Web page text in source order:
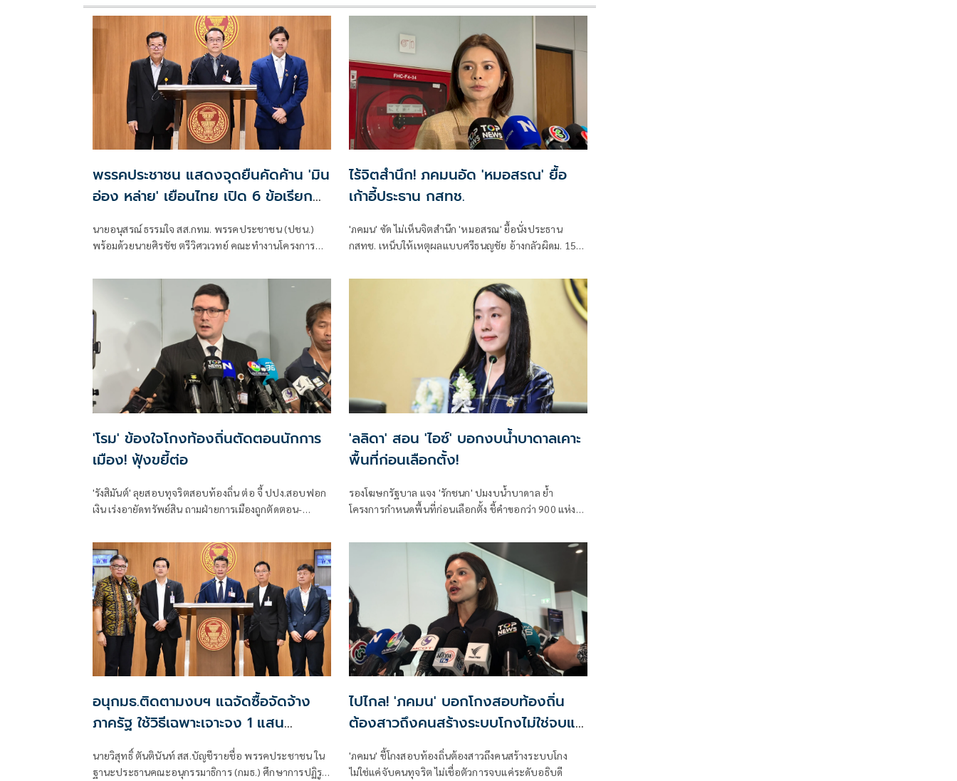
พรรคประชาชน แสดงจุดยืนคัดค้าน 'มิน
อ่อง หล่าย' เยือนไทย เปิด 6 ข้อเรียก
นายอนุสรณ์ ธรรมใจ สส.กทม. พรรคประชาชน (ปชน.)
พร้อมด้วยนายศิรชัช ตรีวิศวเวทย์ คณะทำงานโครงการ
ชน และการพัฒนาอย่างยั่งยืน แถลงคัดค้านการเยือนไทย
อย่างเป็นทางการของพลเอกอาวุโส มิน ออง ไลง์
ไร้จิตสำนึก! ภคมนอัด 'หมอสรณ' ยื้อ
เก้าอี้ประธาน กสทช.
'ภคมน' ซัด ไม่เห็นจิตสำนึก 'หมอสรณ' ยื้อนั่งประธาน
กสทช. เหน็บให้เหตุผลแบบศรีธนญชัย อ้างกลัวผิดม. 157
เกล้าฯปลดพ้นตำแหน่งได้แล้ว
'โรม' ข้องใจโกงท้องถิ่นตัดตอนนักการ
เมือง! ฟุ้งขยี้ต่อ
'รังสิมันต์' ลุยสอบทุจริตสอบท้องถิ่น ต่อ จี้ ปปง.สอบฟอก
เงิน เร่งอายัดทรัพย์สิน ถามฝ่ายการเมืองถูกตัดตอน-
มาตรการป้องกันจะรัดกุมหรือไม่
'ลลิดา' สอน 'ไอซ์' บอกงบน้ำบาดาลเคาะ
พื้นที่ก่อนเลือกตั้ง!
รองโฆษกรัฐบาล แจง 'รักชนก' ปมงบน้ำบาดาล ย้ำ
โครงการกำหนดพื้นที่ก่อนเลือกตั้ง ชี้คำขอกว่า 900 แห่ง
อนุกมธ.ติดตามงบฯ แฉจัดซื้อจัดจ้าง
ภาครัฐ ใช้วิธีเฉพาะเจาะจง 1 แสน
โครงการทั่วประเทศ เอื้อทุจริตงบกว่า 5
หมื่นล้านบาท
นายวิสุทธิ์ ตันตินันท์ สส.บัญชีรายชื่อ พรรคประชาชน ใน
ฐานะประธานคณะอนุกรรมาธิการ (กมธ.) ศึกษาการปฏิรูป
ไปไกล! 'ภคมน' บอกโกงสอบท้องถิ่น
ต้องสาวถึงคนสร้างระบบโกงไม่ใช่จบแค่
อธิบดี
'ภคมน' ชี้โกงสอบท้องถิ่นต้องสาวถึงคนสร้างระบบโกง
ไม่ใช่แค่จับคนทุจริต ไม่เชื่อตัวการจบแค่ระดับอธิบดี